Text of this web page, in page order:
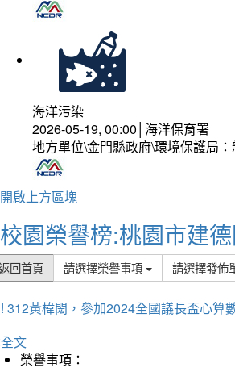
海洋污染
2026-05-19, 00:00│海洋保育署
地方單位\金門縣政府\環境保護局
開啟上方區塊
校園榮譽榜:桃園市建
回首頁 請選擇榮譽事項 請選擇發佈
312黃椲閎，參加2024全國議長盃心算
文
榮譽事項：